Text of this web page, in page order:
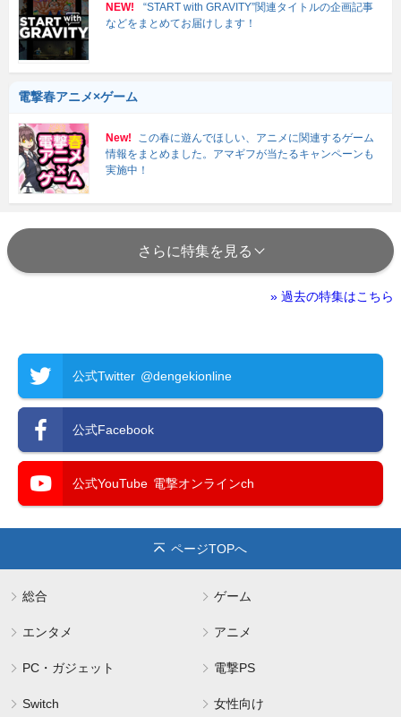
NEW!
“START with GRAVITY”関連タイトルの企画記事
などをまとめてお届けします！
電撃春アニメ×ゲーム
New!
この春に遊んでほしい、アニメに関連するゲーム
情報をまとめました。アマギフが当たるキャンペーンも
実施中！
さらに特集を見る
» 過去の特集はこちら
公式Twitter @dengekionline
公式Facebook
公式YouTube 電撃オンラインch
ページTOPへ
総合 ゲーム
エンタメ アニメ
PC・ガジェット 電撃PS
Switch 女性向け